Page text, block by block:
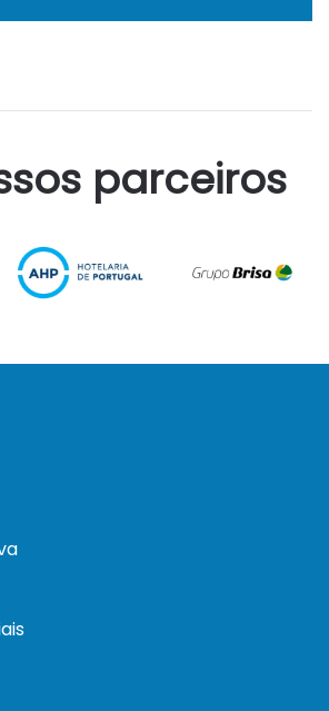
parceiros